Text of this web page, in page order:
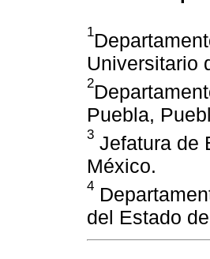
1
Universitario
2
Puebla,
3 Jefatura de
México.
4
del Estado